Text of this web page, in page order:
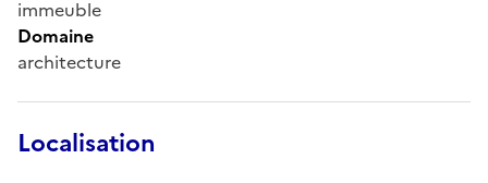
immeuble
Domaine
architecture
Localisation